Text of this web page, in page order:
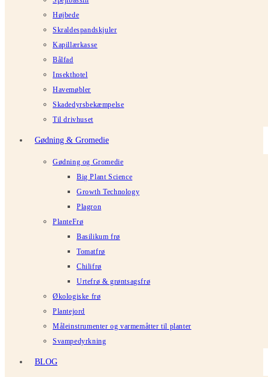
Højbede
Skraldespandskjuler
Kapillærkasse
Bålfad
Insekthotel
Havemøbler
Skadedyrsbekæmpelse
Til drivhuset
Gødning & Gromedie
Gødning og Gromedie
Big Plant Science
Growth Technology
Plagron
PlanteFrø
Basilikum frø
Tomatfrø
Chilifrø
Urtefrø & grøntsagsfrø
Økologiske frø
Plantejord
Måleinstrumenter og varmemåtter til planter
Svampedyrkning
BLOG